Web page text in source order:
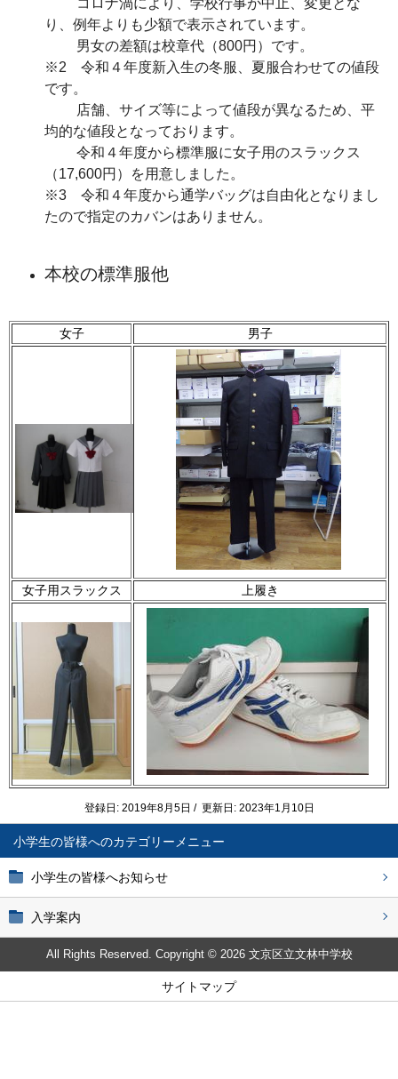
小学生の皆様へ
小学生の皆様へお知らせ
入学案内
コロナ渦により、学校行事が中止、変更とな
り、例年よりも少額で表示されています。
男女の差額は校章代（800円）です。
※2 令和４年度新入生の冬服、夏服合わせての値段
です。
店舗、サイズ等によって値段が異なるため、平
均的な値段となっております。
令和４年度から標準服に女子用のスラックス
（17,600円）を用意しました。
※3 令和４年度から通学バッグは自由化となりまし
たので指定のカバンはありません。
本校の標準服他
女子 男子
女子用スラックス 上履き
登録日: 2019年8月5日 / 更新日: 2023年1月10日
All Rights Reserved. Copyright © 2026 文京区立文林中学校
サイトマップ